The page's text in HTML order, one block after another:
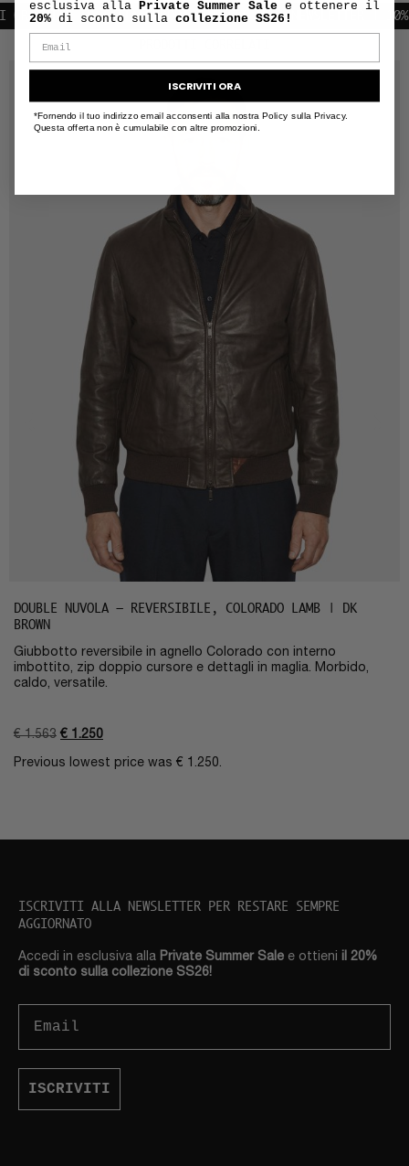
IN TUTTA EUROPAISCRIVITI ALLA NEWSLETTER | 10% DI
DOUBLE NUVOLA – REVERSIBILE, COLORADO LAMB | DK
BROWN
Giubbotto reversibile in agnello Colorado con interno
imbottito, zip doppio cursore e dettagli in maglia. Morbido,
caldo, versatile.
€1.563 € 1.250
Previous lowest price was € 1.250.
ISCRIVITI ALLA NEWSLETTER PER RESTARE SEMPRE
AGGIORNATO
Accedi in esclusiva alla Private Summer Sale e ottieni il 20%
di sconto sulla collezione SS26!
ISCRIVITI
esclusiva alla Private Summer Sale e ottenere il
20% di sconto sulla collezione SS26!
ISCRIVITI ORA
*Fornendo il tuo indirizzo email acconsenti alla nostra Policy sulla Privacy.
Questa offerta non è cumulabile con altre promozioni.